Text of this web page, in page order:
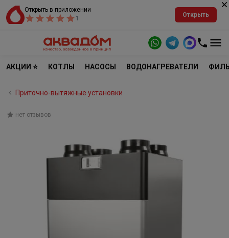
Открыть в приложении
1
Открыть
АКЦИИ ⭐ КОТЛЫ НАСОСЫ ВОДОНАГРЕВАТЕЛИ
Приточно-вытяжные установки
нет отзывов